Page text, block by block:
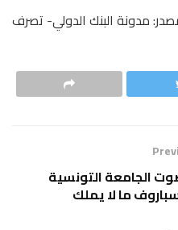
مدونة البنك الدولي- تصرف
الجامعة التونسية
ما لا يملك